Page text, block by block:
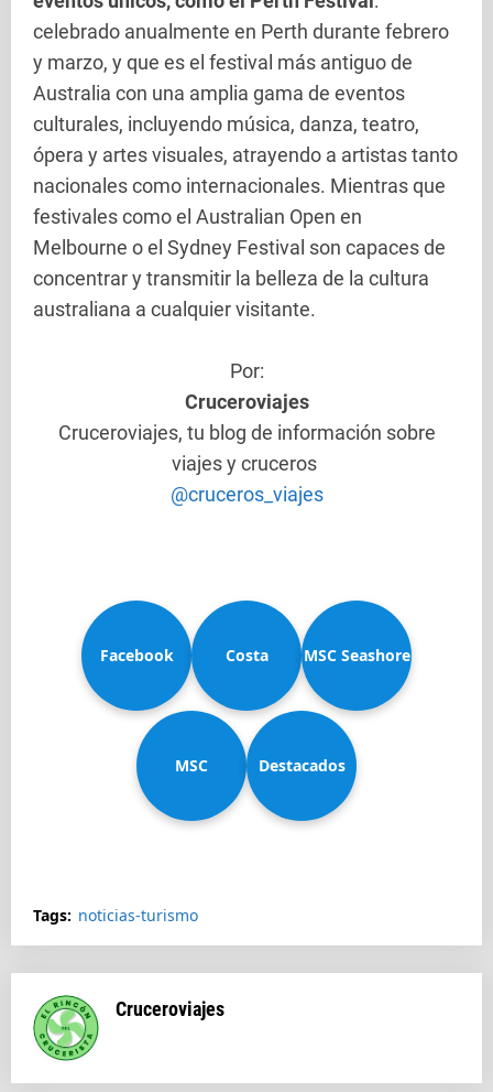
celebrado anualmente en Perth durante febrero
y marzo, y que es el festival más antiguo de
Australia con una amplia gama de eventos
culturales, incluyendo música, danza, teatro,
ópera y artes visuales, atrayendo a artistas tanto
nacionales como internacionales. Mientras que
festivales como el Australian Open en
Melbourne o el Sydney Festival son capaces de
concentrar y transmitir la belleza de la cultura
australiana a cualquier visitante.
Por:
Cruceroviajes
Cruceroviajes, tu blog de información sobre
viajes y cruceros
@cruceros_viajes
Facebook Costa
Diadema
MSC Seashore
MSC Destacados
Tags: noticias-turismo
Cruceroviajes